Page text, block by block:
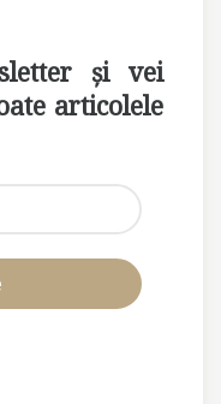
și vei
articolele